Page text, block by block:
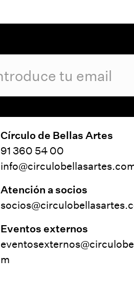
Círculo de Bellas Artes
91 360 54 00
Atención a socios
Eventos externos
m